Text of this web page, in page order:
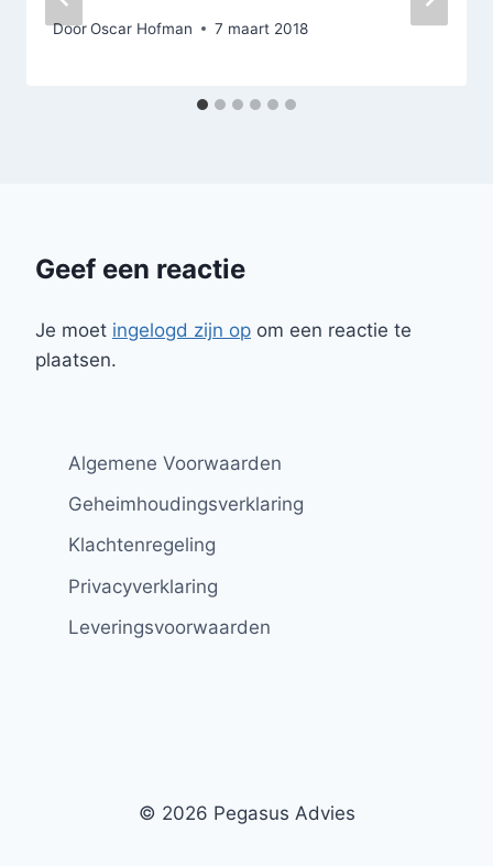
DoorOscar Hofman 7 maart 2018
Geef een reactie
Je moet ingelogd zijn op om een reactie te
plaatsen.
Algemene Voorwaarden
Geheimhoudingsverklaring
Klachtenregeling
Privacyverklaring
Leveringsvoorwaarden
© 2026 Pegasus Advies